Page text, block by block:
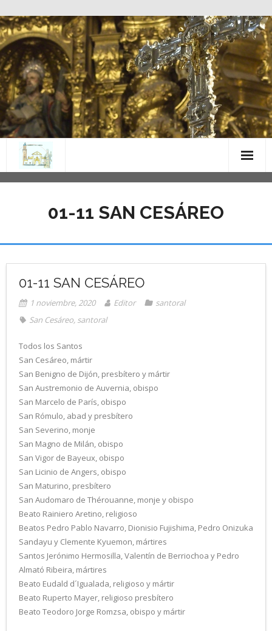
Saltar
al
contenido
01-11 SAN CESÁREO
01-11 SAN CESÁREO
1 noviembre, 2020 Editor
santoral
San Cesáreo, santoral
Todos los Santos
San Cesáreo, mártir
San Benigno de Dijón, presbítero y mártir
San Austremonio de Auvernia, obispo
San Marcelo de París, obispo
San Rómulo, abad y presbítero
San Severino, monje
San Magno de Milán, obispo
San Vigor de Bayeux, obispo
San Licinio de Angers, obispo
San Maturino, presbítero
San Audomaro de Thérouanne, monje y obispo
Beato Rainiero Aretino, religioso
Beatos Pedro Pablo Navarro, Dionisio Fujishima, Pedro Onizuka
Sandayu y Clemente Kyuemon, mártires
Santos Jerónimo Hermosilla, Valentín de Berriochoa y Pedro
Almató Ribeira, mártires
Beato Eudald d´Igualada, religioso y mártir
Beato Ruperto Mayer, religioso presbítero
Beato Teodoro Jorge Romzsa, obispo y mártir